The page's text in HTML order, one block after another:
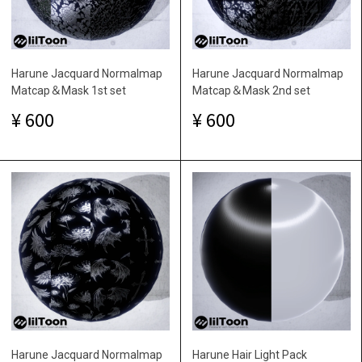
Harune Jacquard Normalmap
Matcap＆Mask 1st set
600
Harune Jacquard Normalmap
Matcap＆Mask 2nd set
600
Harune Jacquard Normalmap
Harune Hair Light Pack